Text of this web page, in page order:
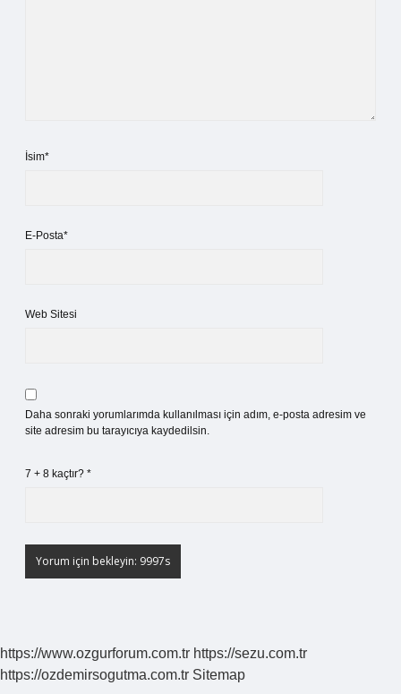
İsim*
E-Posta*
Web Sitesi
Daha sonraki yorumlarımda kullanılması için adım, e-posta adresim ve
site adresim bu tarayıcıya kaydedilsin.
7 + 8 kaçtır? *
https://www.ozgurforum.com.tr https://sezu.com.tr
https://ozdemirsogutma.com.tr Sitemap